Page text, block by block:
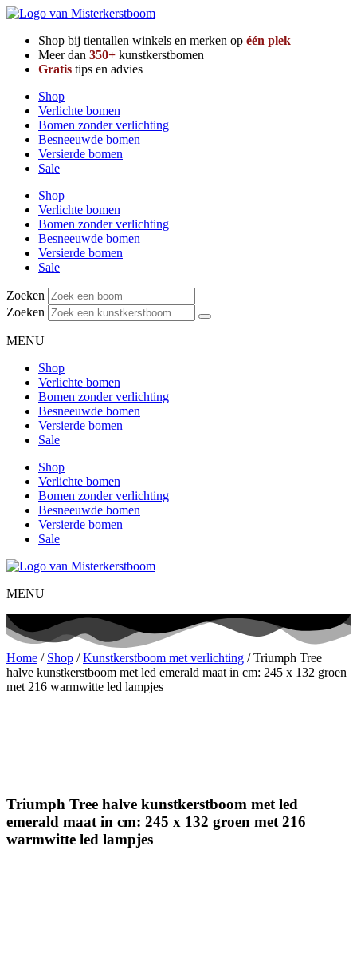
Shop bij tientallen winkels en merken op één plek
Meer dan 350+ kunstkerstbomen
Gratis tips en advies
Shop
Verlichte bomen
Bomen zonder verlichting
Besneeuwde bomen
Versierde bomen
Sale
Shop
Verlichte bomen
Bomen zonder verlichting
Besneeuwde bomen
Versierde bomen
Sale
Zoeken
Zoeken
MENU
Shop
Verlichte bomen
Bomen zonder verlichting
Besneeuwde bomen
Versierde bomen
Sale
Shop
Verlichte bomen
Bomen zonder verlichting
Besneeuwde bomen
Versierde bomen
Sale
MENU
Home / Shop /Kunstkerstboom met verlichting / Triumph Tree
halve kunstkerstboom met led emerald maat in cm: 245 x 132 groen
met 216 warmwitte led lampjes
Triumph Tree halve kunstkerstboom met led
emerald maat in cm: 245 x 132 groen met 216
warmwitte led lampjes